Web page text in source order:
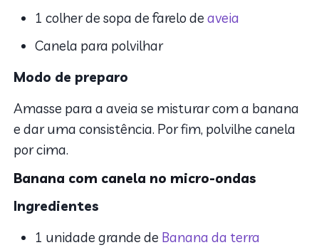
1 colher de sopa de farelo deaveia
Canela para polvilhar
Modo de preparo
Amasse para a aveia se misturar com a banana
e dar uma consistência. Por fim, polvilhe canela
por cima.
Banana com canela no micro-ondas
Ingredientes
1 unidade grande de Banana da terra